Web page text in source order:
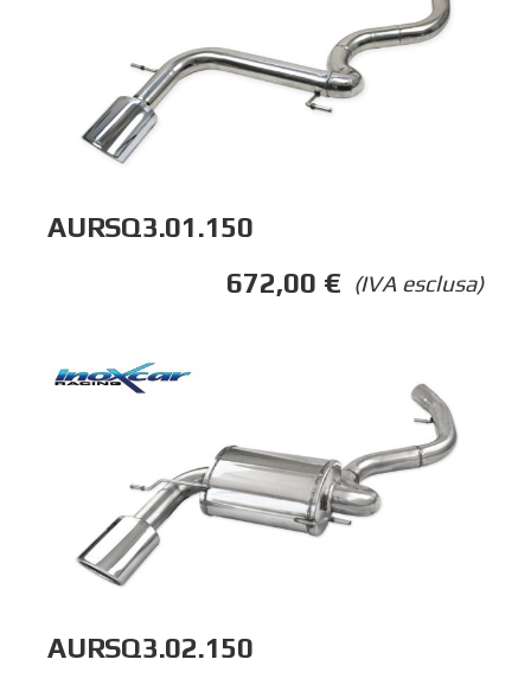
AURSQ3.01.150
(IVA esclusa)
672,00 €
AURSQ3.02.150